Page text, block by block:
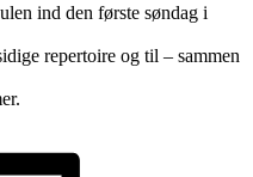
ind den første søndag i
repertoire og til – sammen